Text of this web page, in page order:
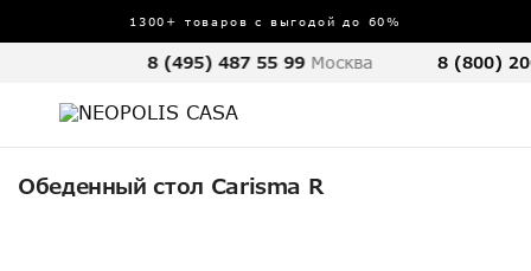
1300+ товаров с выгодой до 60%
8 (495) 487 55 99 Москва 8 (800)
Обеденный стол Carisma R